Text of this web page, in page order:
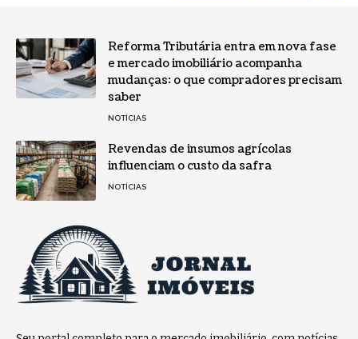
Reforma Tributária entra em nova fase
e mercado imobiliário acompanha
mudanças: o que compradores precisam
saber
NOTÍCIAS
Revendas de insumos agrícolas
influenciam o custo da safra
NOTÍCIAS